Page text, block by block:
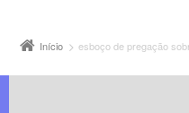
Início esboço de pregação